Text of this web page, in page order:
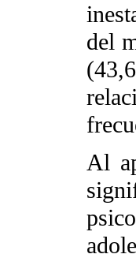
del
Al